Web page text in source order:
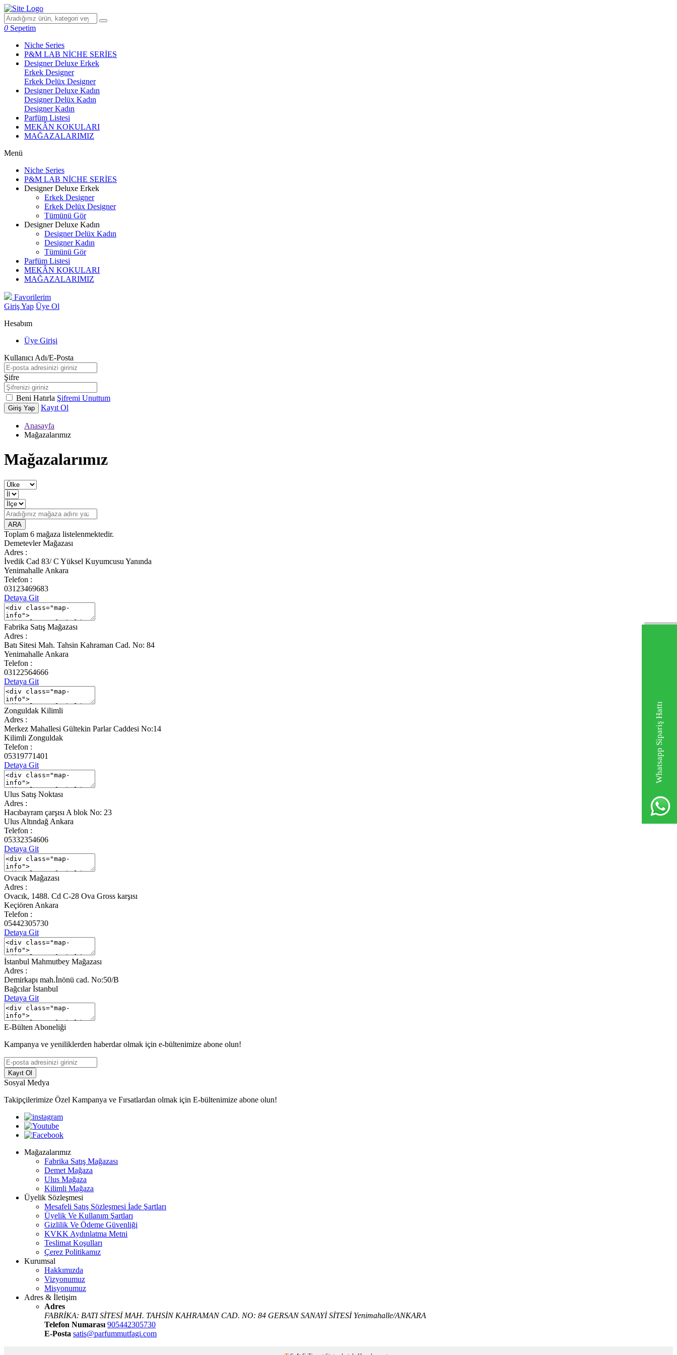
Whatsapp Sipariş Hattı
0 Sepetim
Niche Series
P&M LAB NİCHE SERİES
Designer Deluxe Erkek
Erkek Designer
Erkek Delüx Designer
Designer Deluxe Kadın
Designer Delüx Kadın
Designer Kadın
Parfüm Listesi
MEKÂN KOKULARI
MAĞAZALARIMIZ
Menü
Niche Series
P&M LAB NİCHE SERİES
Designer Deluxe Erkek
Erkek Designer
Erkek Delüx Designer
Tümünü Gör
Designer Deluxe Kadın
Designer Delüx Kadın
Designer Kadın
Tümünü Gör
Parfüm Listesi
MEKÂN KOKULARI
MAĞAZALARIMIZ
Favorilerim
Giriş Yap Üye Ol
Hesabım
Üye Girişi
Kullanıcı Adı/E-Posta
Şifre
Beni Hatırla Şifremi Unuttum
Giriş Yap Kayıt Ol
Anasayfa
Mağazalarımız
Mağazalarımız
ARA
Toplam 6 mağaza listelenmektedir.
Demetevler Mağazası
Adres :
İvedik Cad 83/ C Yüksel Kuyumcusu Yanında
Yenimahalle Ankara
Telefon :
03123469683
Detaya Git
Fabrika Satış Mağazası
Adres :
Batı Sitesi Mah. Tahsin Kahraman Cad. No: 84
Yenimahalle Ankara
Telefon :
03122564666
Detaya Git
Zonguldak Kilimli
Adres :
Merkez Mahallesi Gültekin Parlar Caddesi No:14
Kilimli Zonguldak
Telefon :
05319771401
Detaya Git
Ulus Satış Noktası
Adres :
Hacıbayram çarşısı A blok No: 23
Ulus Altındağ Ankara
Telefon :
05332354606
Detaya Git
Ovacık Mağazası
Adres :
Ovacık, 1488. Cd C-28 Ova Gross karşısı
Keçiören Ankara
Telefon :
05442305730
Detaya Git
İstanbul Mahmutbey Mağazası
Adres :
Demirkapı mah.İnönü cad. No:50/B
Bağcılar İstanbul
Detaya Git
E-Bülten Aboneliği
Kampanya ve yeniliklerden haberdar olmak için e-bültenimize abone olun!
Kayıt Ol
Sosyal Medya
Takipçilerimize Özel Kampanya ve Fırsatlardan olmak için E-bültenimize abone olun!
Mağazalarımız
Fabrika Satış Mağazası
Demet Mağaza
Ulus Mağaza
Kilimli Mağaza
Üyelik Sözleşmesi
Mesafeli Satış Sözleşmesi İade Şartları
Üyelik Ve Kullanım Şartları
Gizlilik Ve Ödeme Güvenliği
KVKK Aydınlatma Metni
Teslimat Koşulları
Çerez Politikamız
Kurumsal
Hakkımızda
Vizyonumuz
Misyonumuz
Adres & İletişim
Adres
FABRİKA: BATI SİTESİ MAH. TAHSİN KAHRAMAN CAD. NO: 84 GERSAN SANAYİ SİTESİ Yenimahalle/ANKARA
Telefon Numarası 905442305730
E-Posta satis@parfummutfagi.com